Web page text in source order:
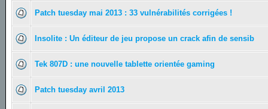
Patch tuesday mai 2013 : 33 vulnérabilités corrigées !
Insolite : Un éditeur de jeu propose un crack afin de sensib
Tek 807D : une nouvelle tablette orientée gaming
Patch tuesday avril 2013